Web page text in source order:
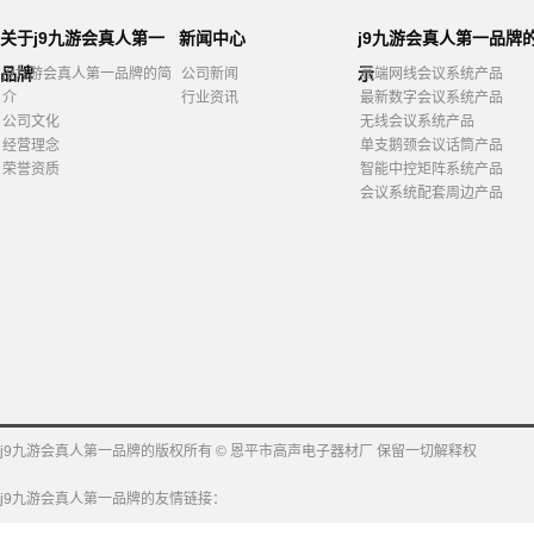
关于j9九游会真人第一
品牌
j9九游会真人第一品牌的简
介
公司文化
经营理念
荣誉资质
新闻中心
公司新闻
行业资讯
j9九游会真人第一品牌
示
高端网线会议系统产品
最新数字会议系统产品
无线会议系统产品
单支鹅颈会议话筒产品
智能中控矩阵系统产品
会议系统配套周边产品
j9九游会真人第一品牌的版权所有 © 恩平市高声电子器材厂 保留一切解释权
j9九游会真人第一品牌的友情链接：